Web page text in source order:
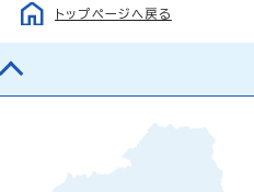
トップページへ戻る